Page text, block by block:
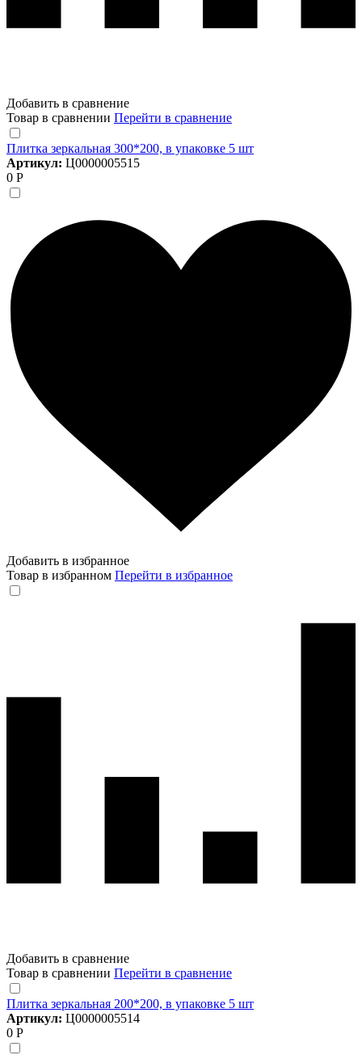
Добавить в сравнение
Товар в сравнении Перейти в сравнение
Плитка зеркальная 300*200, в упаковке 5 шт
Артикул: Ц0000005515
0 Р
Добавить в избранное
Товар в избранном Перейти в избранное
Добавить в сравнение
Товар в сравнении Перейти в сравнение
Плитка зеркальная 200*200, в упаковке 5 шт
Артикул: Ц0000005514
0 Р